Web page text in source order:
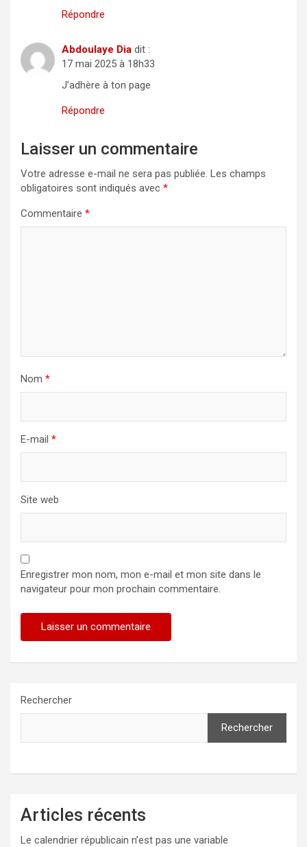
Répondre
Abdoulaye Dia dit :
17 mai 2025 à 18h33
J’adhère à ton page
Répondre
Laisser un commentaire
Votre adresse e-mail ne sera pas publiée. Les champs
obligatoires sont indiqués avec *
Commentaire *
Nom *
E-mail *
Site web
Enregistrer mon nom, mon e-mail et mon site dans le
navigateur pour mon prochain commentaire.
Rechercher
Rechercher
Articles récents
Le calendrier républicain n’est pas une variable